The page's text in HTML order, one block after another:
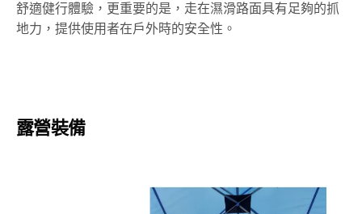
舒適健行體驗，更重要的是，走在濕滑路面具有足夠的抓
地力，提供使用者在戶外時的安全性。
露營裝備